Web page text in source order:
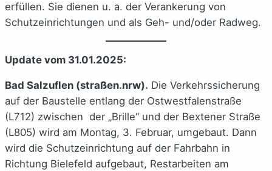
erfüllen. Sie dienen u. a. der Verankerung von
Schutzeinrichtungen und als Geh- und/oder Radweg.
Update vom 31.01.2025:
Bad Salzuflen (straßen.nrw). Die Verkehrssicherung
auf der Baustelle entlang der Ostwestfalenstraße
(L712) zwischen der „Brille“ und der Bextener Straße
(L805) wird am Montag, 3. Februar, umgebaut. Dann
wird die Schutzeinrichtung auf der Fahrbahn in
Richtung Bielefeld aufgebaut, Restarbeiten am